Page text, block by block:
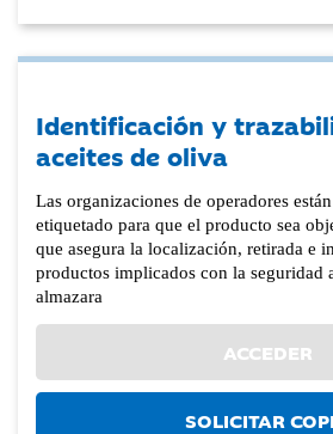
Identificación y
aceites de oliva
Las organizaciones de operadores
etiquetado para que el producto sea
que asegura la localización, retirada e
productos implicados con la seguridad
almazara
ACCEDER
SOLICITAR